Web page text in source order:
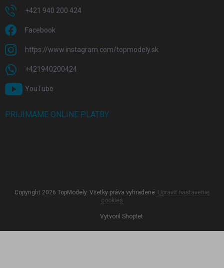
+421 940 200 424
Facebook
https://www.instagram.com/topmodely.sk
+421940200424
YouTube
PRIJÍMAME ONLINE PLATBY
Vytvoril Shoptet
Copyright 2026 TopModely. Všetky práva vyhradené. Upraviť nastavenie
cookies